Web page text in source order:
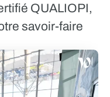
QUALIOPI,
savoir-faire